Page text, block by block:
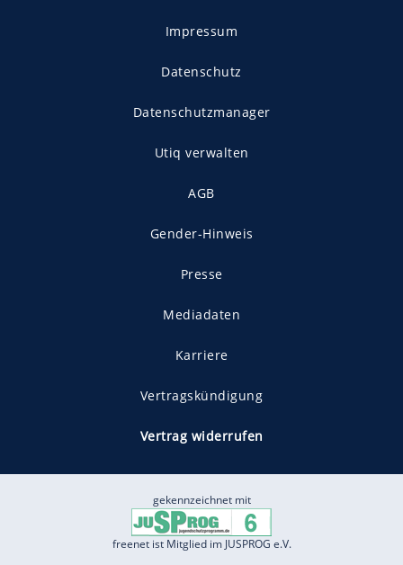
Impressum
Datenschutz
Datenschutzmanager
Utiq verwalten
AGB
Gender-Hinweis
Presse
Mediadaten
Karriere
Vertragskündigung
Vertrag widerrufen
gekennzeichnet mit
freenet ist Mitglied im JUSPROG e.V.